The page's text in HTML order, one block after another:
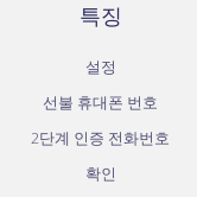
특징
설정
선불 휴대폰 번호
2단계 인증 전화번호
확인